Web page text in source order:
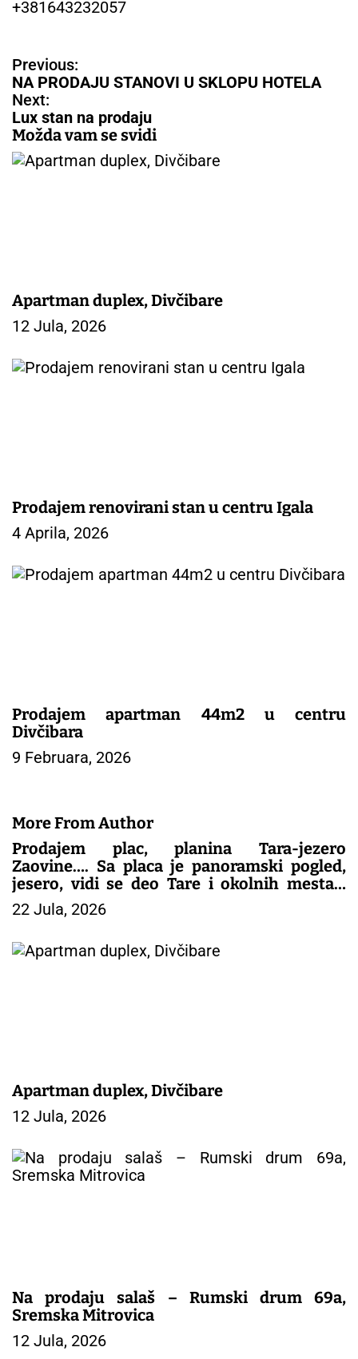
+381643232057
N
a
v
i
g
a
c
n
a
k
Previous:
NA PRODAJU STANOVI U SKLOPU HOTELA
Next:
Lux stan na prodaju
Možda vam se svidi
Apartman duplex, Divčibare
12 Jula, 2026
Prodajem renovirani stan u centru Igala
4 Aprila, 2026
Prodajem apartman 44m2 u centru
Divčibara
9 Februara, 2026
More From Author
Prodajem plac, planina Tara-jezero
Zaovine…. Sa placa je panoramski pogled,
jesero, vidi se deo Tare i okolnih mesta…
Plac je gradjevinsko zemljište, papiri sve
1/1..kontakt 0616062909 Slike i još opisa
22 Jula, 2026
Apartman duplex, Divčibare
12 Jula, 2026
Na prodaju salaš – Rumski drum 69a,
Sremska Mitrovica
12 Jula, 2026